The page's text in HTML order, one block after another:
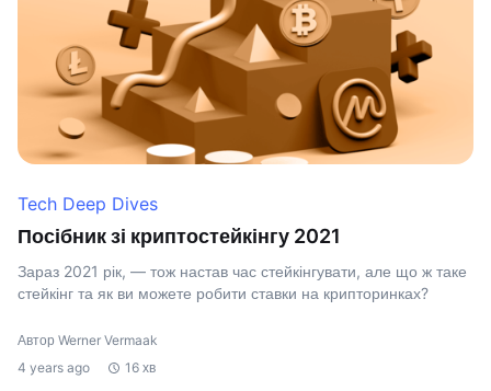
Tech Deep Dives
Посібник зі криптостейкінгу 2021
Зараз 2021 рік, — тож настав час стейкінгувати, але що ж таке
стейкінг та як ви можете робити ставки на крипторинках?
Автор Werner Vermaak
4 years ago
16 хв